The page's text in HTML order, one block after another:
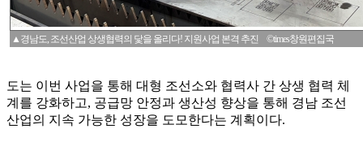
▲경남도, 조선산업 상생협력의 닻을 올리다! 지원사업 본격 추진 ©times창원편집국
도는 이번 사업을 통해 대형 조선소와 협력사 간 상생 협력 체
계를 강화하고, 공급망 안정과 생산성 향상을 통해 경남 조선
산업의 지속 가능한 성장을 도모한다는 계획이다.